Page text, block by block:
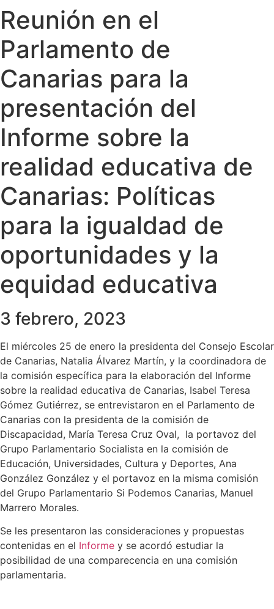
Reunión en el
Parlamento de
Canarias para la
presentación del
Informe sobre la
realidad educativa de
Canarias: Políticas
para la igualdad de
oportunidades y la
equidad educativa
3 febrero, 2023
El miércoles 25 de enero la presidenta del Consejo Escolar
de Canarias, Natalia Álvarez Martín, y la coordinadora de
la comisión específica para la elaboración del Informe
sobre la realidad educativa de Canarias, Isabel Teresa
Gómez Gutiérrez, se entrevistaron en el Parlamento de
Canarias con la presidenta de la comisión de
Discapacidad, María Teresa Cruz Oval, la portavoz del
Grupo Parlamentario Socialista en la comisión de
Educación, Universidades, Cultura y Deportes, Ana
González González y el portavoz en la misma comisión
del Grupo Parlamentario Si Podemos Canarias, Manuel
Marrero Morales.
Se les presentaron las consideraciones y propuestas
contenidas en el Informe y se acordó estudiar la
posibilidad de una comparecencia en una comisión
parlamentaria.